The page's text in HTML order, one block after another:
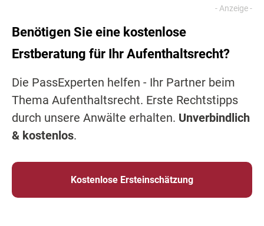
Benötigen Sie eine kostenlose
Erstberatung für Ihr Aufenthaltsrecht?
Die PassExperten helfen - Ihr Partner beim
Thema Aufenthaltsrecht. Erste Rechtstipps
durch unsere Anwälte erhalten. Unverbindlich
& kostenlos.
Kostenlose Ersteinschätzung